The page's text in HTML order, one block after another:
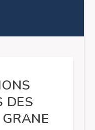
DES